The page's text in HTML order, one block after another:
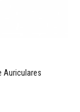
Auriculares